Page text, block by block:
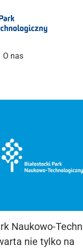
O nas
Naukowo-
nie tylko na